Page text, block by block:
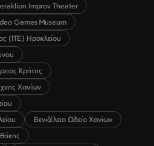
Improv Theater
Games Museum
(ΙΤΕ) Ηρακλείου
Κρήτης
Χανίων
Βενιζέλειο Ωδείο Χανίων